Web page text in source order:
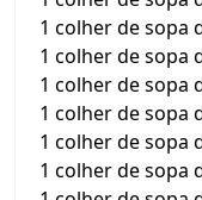
1 colher de sopa
1 colher de sopa
1 colher de sopa
1 colher de sopa
1 colher de sopa
1 colher de sopa